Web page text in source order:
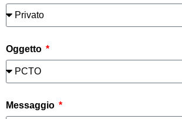
Oggetto
Messaggio